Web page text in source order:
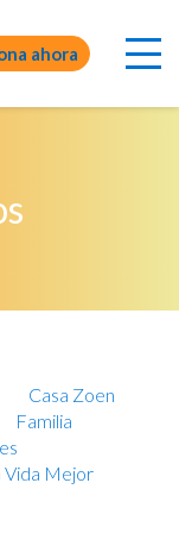
ahora
Casa Zoen
Familia
Vida Mejor